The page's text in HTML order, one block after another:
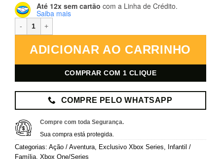
Até 12x sem cartão com a Linha de Crédito.
Saiba mais
ADICIONAR AO CARRINHO
COMPRAR COM 1 CLIQUE
COMPRE PELO WHATSAPP
Compre com toda Segurança.
Sua compra está protegida.
Categorias: Ação / Aventura Exclusivo Xbox Series
Infantil /
Família Xbox One/Series